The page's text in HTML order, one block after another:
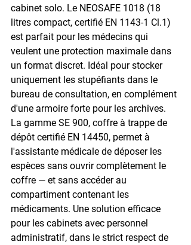
cabinet solo. Le NEOSAFE 1018 (18
litres compact, certifié EN 1143-1 Cl.1)
est parfait pour les médecins qui
veulent une protection maximale dans
un format discret. Idéal pour stocker
uniquement les stupéfiants dans le
bureau de consultation, en complément
d'une armoire forte pour les archives.
La gamme SE 900, coffre à trappe de
dépôt certifié EN 14450, permet à
l'assistante médicale de déposer les
espèces sans ouvrir complètement le
coffre — et sans accéder au
compartiment contenant les
médicaments. Une solution efficace
pour les cabinets avec personnel
administratif, dans le strict respect de